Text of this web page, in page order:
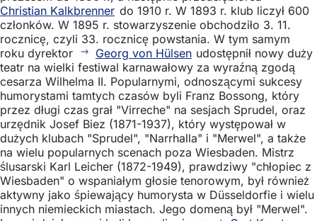
Christian Kalkbrenner do 1910 r. W 1893 r. klub liczył 600
członków. W 1895 r. stowarzyszenie obchodziło 3. 11.
rocznicę, czyli 33. rocznicę powstania. W tym samym
roku dyrektor
Georg von Hülsen udostępnił nowy duży
teatr na wielki festiwal karnawałowy za wyraźną zgodą
cesarza Wilhelma II. Popularnymi, odnoszącymi sukcesy
humorystami tamtych czasów byli Franz Bossong, który
przez długi czas grał "Virreche" na sesjach Sprudel, oraz
urzędnik Josef Biez (1871-1937), który występował w
dużych klubach "Sprudel", "Narrhalla" i "Merwel", a także
na wielu popularnych scenach poza Wiesbaden. Mistrz
ślusarski Karl Leicher (1872-1949), prawdziwy "chłopiec z
Wiesbaden" o wspaniałym głosie tenorowym, był również
aktywny jako śpiewający humorysta w Düsseldorfie i wielu
innych niemieckich miastach. Jego domeną był "Merwel".